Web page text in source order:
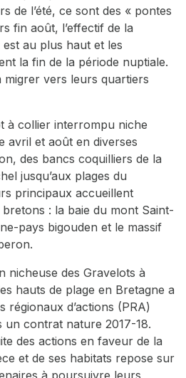
de l’été, ce sont des « pontes
fin août, l’effectif de la
au plus haut et les
la fin de la période nuptiale.
vers leurs quartiers
à collier interrompu niche
avril et août en diverses
des bancs coquilliers de la
jusqu’aux plages du
principaux accueillent
bretons : la baie du mont Saint-
pays bigouden et le massif
nicheuse des Gravelots à
hauts de plage en Bretagne a
régionaux d’actions (PRA)
un contrat nature 2017-18.
des actions en faveur de la
et de ses habitats repose sur
à poursuivre leurs